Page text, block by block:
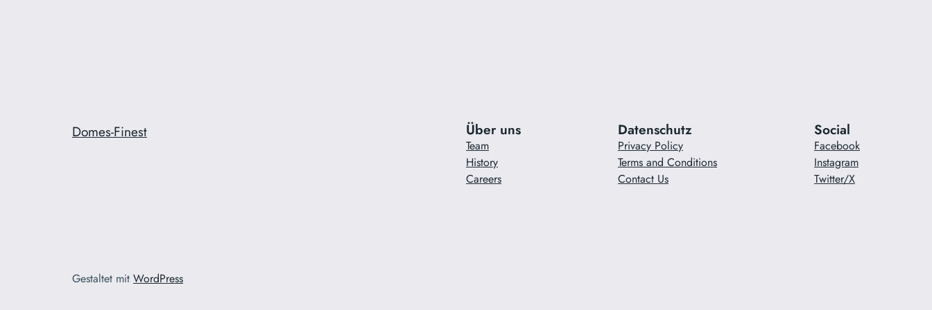
Domes-Finest Über uns
Team
History
Careers
Datenschutz
Privacy Policy
Terms and Conditions
Contact Us
Social
Facebook
Instagram
Twitter/X
Gestaltet mit WordPress